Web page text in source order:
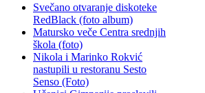
Svečano otvaranje diskoteke
RedBlack (foto album)
Matursko veče Centra srednjih
škola (foto)
Nikola i Marinko Rokvić
nastupili u restoranu Sesto
Senso (Foto)